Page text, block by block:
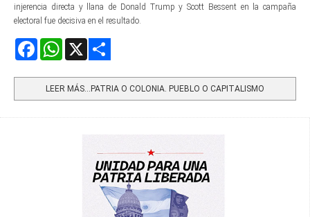
injerencia directa y llana de Donald Trump y Scott Bessent en la campaña
electoral fue decisiva en el resultado.
FacebookWhatsApp
LEER MÁS…PATRIA O COLONIA. PUEBLO O CAPITALISMO